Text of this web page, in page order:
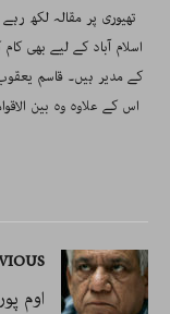
تھیوری پر مقالہ لکھ
اسلام آباد کے لیے بھی
کے مدیر ہیں۔ قاسم
اس کے علاوہ وہ بین
اوم